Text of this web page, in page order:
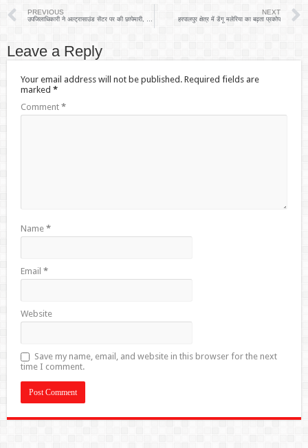
PREVIOUS
उपजिलाधिकारी ने अल्ट्रासाउंड सेंटर पर की छापेमारी, नहीं दिखा पाया रजिस्ट्रेशन
NEXT
हरपालपुर क्षेत्र में डेंगू मलेरिया का बढ़ता प्रकोप
Leave a Reply
Your email address will not be published. Required fields are
marked *
Comment *
Name *
Email *
Website
Save my name, email, and website in this browser for the next
time I comment.